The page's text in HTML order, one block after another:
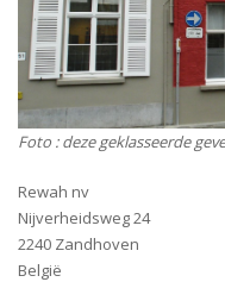
Foto : deze geklasseerde
Rewah nv
Nijverheidsweg 24
2240 Zandhoven
België